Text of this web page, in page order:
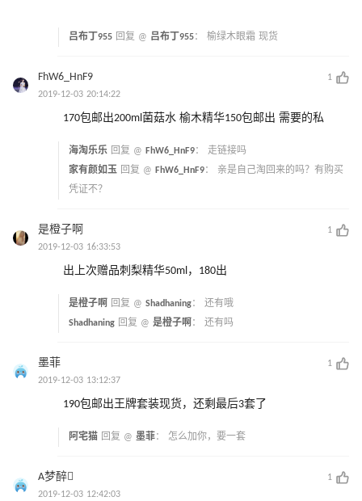
吕布丁955 回复 @ 吕布丁955： 榆绿木眼霜 现货
FhW6_HnF9
1
2019-12-03 20:14:22
170包邮出200ml菌菇水 榆木精华150包邮出 需要的私
海淘乐乐 回复 @ FhW6_HnF9： 走链接吗
家有颜如玉 回复 @ FhW6_HnF9： 亲是自己淘回来的吗？有购买
凭证不？
是橙子啊
1
2019-12-03 16:33:53
出上次赠品刺梨精华50ml，180出
是橙子啊 回复 @ Shadhaning： 还有哦
Shadhaning 回复 @ 是橙子啊 ： 还有吗
墨菲
1
2019-12-03 13:12:37
190包邮出王牌套装现货，还剩最后3套了
阿宅猫 回复 @ 墨菲： 怎么加你，要一套
A梦醉
1
2019-12-03 12:42:03